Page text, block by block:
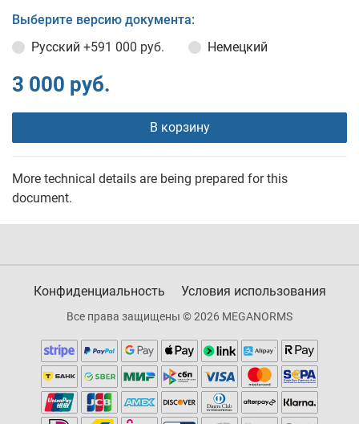
Выберите версию документа:
Русский +591 000 руб. Немецкий
3 000 руб.
В корзину
More technical details are being prepared for this
document.
Конфиденциальность Условия использования
Все права защищены © 2026 MEGANORMS